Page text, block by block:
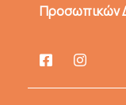
Προσωπικών